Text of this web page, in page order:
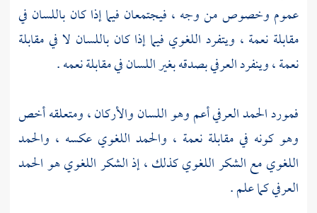
عموم وخصوص من وجه ، فيجتمعان فيما إذا كان باللسان في
مقابلة نعمة ، ويتفرد اللغوي فيما إذا كان باللسان لا في مقابلة
نعمة ، وينفرد العرفي بصدقه بغير اللسان في مقابلة نعمه .
فمورد الحمد العرفي أعم وهو اللسان والأركان ، ومتعلقه أخص
وهو كونه في مقابلة نعمة ، والحمد اللغوي عكسه ، والحمد
اللغوي مع الشكر اللغوي كذلك ، إذ الشكر اللغوي هو الحمد
العرفي كما علم .